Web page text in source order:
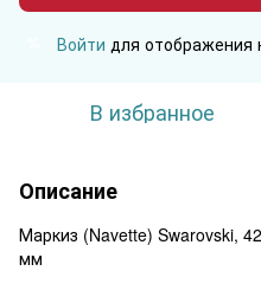
Войти для отображения
В избранное
Описание
Маркиз (Navette) Swarovski,
мм